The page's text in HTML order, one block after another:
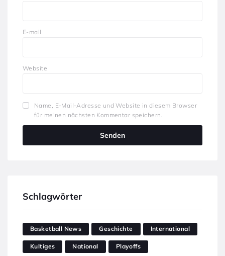
E-mail
Website
Name, E-Mail-Adresse und Website in diesem Browser
für meinen nächsten Kommentar speichern.
Schlagwörter
Basketball News Geschichte International
Kultiges National Playoffs